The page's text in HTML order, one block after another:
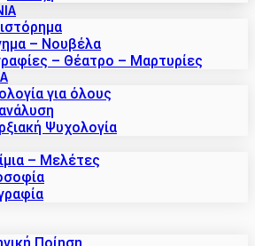
– Νουβέλα
– Θέατρο – Μαρτυρίες
για όλους
Ψυχολογία
– Μελέτες
Ποίηση